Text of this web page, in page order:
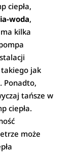
ciepła,
woda,
ma kilka
jak
Ponadto,
tańsze w
ciepła.
może